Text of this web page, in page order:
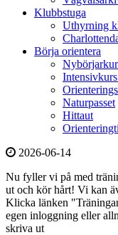
Klubbstuga
Uthyrning
Börja orientera
Naturpasset
Hittaut
2026-06-14
Nu fyller vi på med
ut och kör hårt! Vi kan
Klicka länken
egen inloggning eller
skriva ut